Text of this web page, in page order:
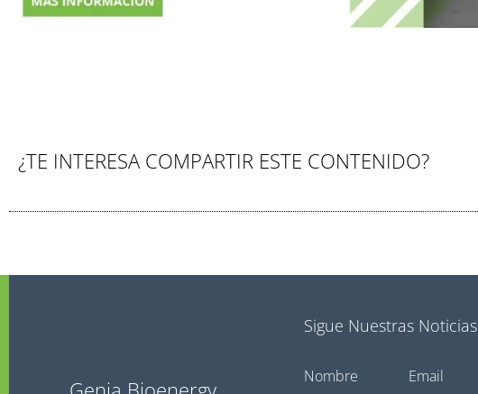
¿TE INTERESA COMPARTIR ESTE CONTENIDO?
Sigue Nuestras Noticias
Nombre
Email